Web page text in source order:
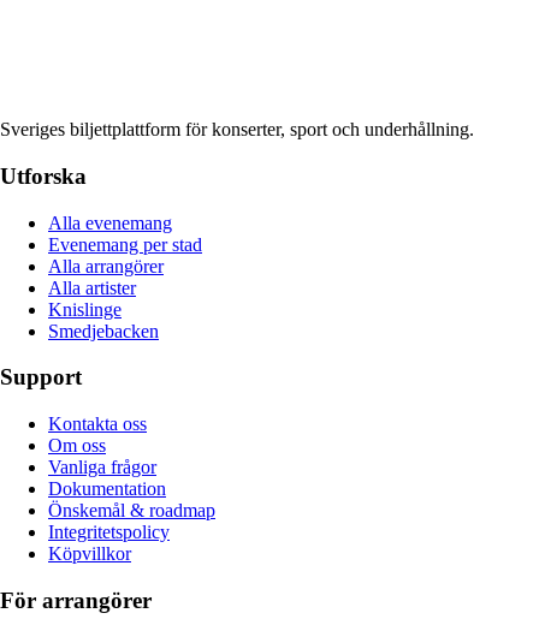
Sveriges biljettplattform för konserter, sport och underhållning.
Utforska
Alla evenemang
Evenemang per stad
Alla arrangörer
Alla artister
Knislinge
Smedjebacken
Support
Kontakta oss
Om oss
Vanliga frågor
Dokumentation
Önskemål & roadmap
Integritetspolicy
Köpvillkor
För arrangörer